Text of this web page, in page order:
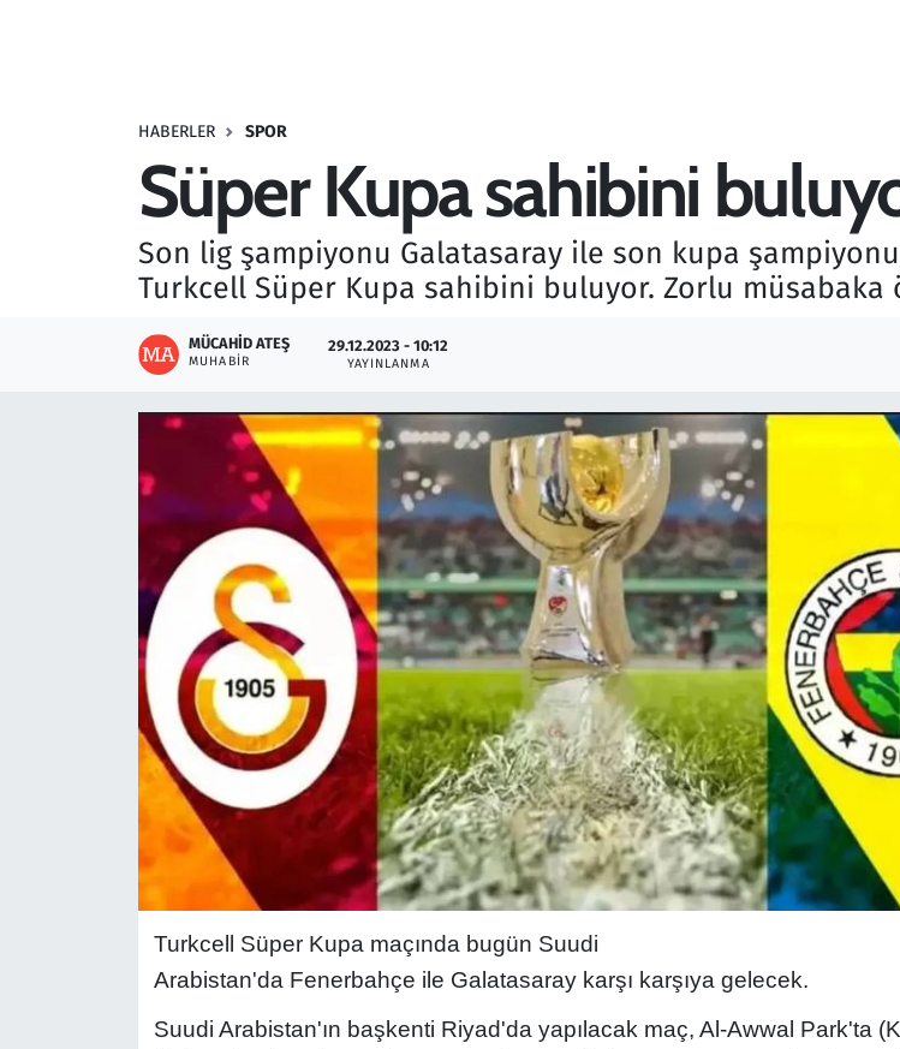
HABERLER SPOR
Süper Kupa sahibini
Son lig şampiyonu Galatasaray ile son kupa
Turkcell Süper Kupa sahibini buluyor. Zorlu müsabaka
MÜCAHID ATEŞ
MUHABIR
29.12.2023 - 10:12
YAYINLANMA
Turkcell Süper Kupa maçında bugün Suudi
Arabistan'da Fenerbahçe ile Galatasaray karşı karşıya gelecek.
Suudi Arabistan'ın başkenti Riyad'da yapılacak maç, Al-Awwal Park'ta
Savunma Sanayi
Seçim 2023
Teknoloji ve Bilim
Televizyon